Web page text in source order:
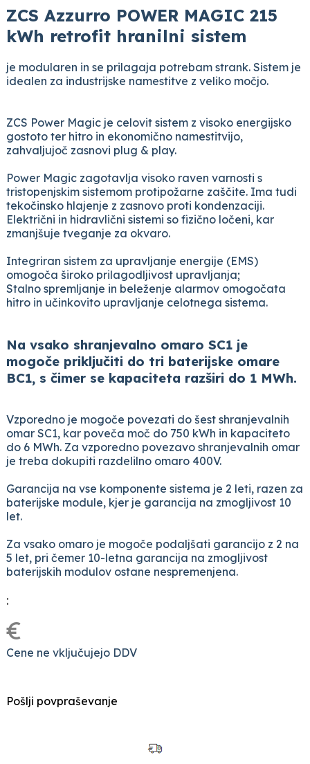
ZCS Azzurro POWER MAGIC 215
kWh retrofit hranilni sistem
je modularen in se prilagaja potrebam strank. Sistem je
idealen za industrijske namestitve z veliko močjo.
ZCS Power Magic je celovit sistem z visoko energijsko
gostoto ter hitro in ekonomično namestitvijo,
zahvaljujoč zasnovi plug & play.
Power Magic zagotavlja visoko raven varnosti s
tristopenjskim sistemom protipožarne zaščite. Ima tudi
tekočinsko hlajenje z zasnovo proti kondenzaciji.
Električni in hidravlični sistemi so fizično ločeni, kar
zmanjšuje tveganje za okvaro.
Integriran sistem za upravljanje energije (EMS)
omogoča široko prilagodljivost upravljanja;
Stalno spremljanje in beleženje alarmov omogočata
hitro in učinkovito upravljanje celotnega sistema.
Na vsako shranjevalno omaro SC1 je
mogoče priključiti do tri baterijske omare
BC1, s čimer se kapaciteta razširi do 1 MWh.
Vzporedno je mogoče povezati do šest shranjevalnih
omar SC1, kar poveča moč do 750 kWh in kapaciteto
do 6 MWh. Za vzporedno povezavo shranjevalnih omar
je treba dokupiti razdelilno omaro 400V.
Garancija na vse komponente sistema je 2 leti, razen za
baterijske module, kjer je garancija na zmogljivost 10
let.
Za vsako omaro je mogoče podaljšati garancijo z 2 na
5 let, pri čemer 10-letna garancija na zmogljivost
baterijskih modulov ostane nespremenjena.
:
€
Cene ne vključujejo DDV
Pošlji povpraševanje